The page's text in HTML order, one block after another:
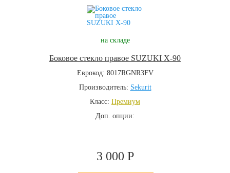
на складе
Боковое стекло правое SUZUKI X-90
Еврокод: 8017RGNR3FV
Производитель: Sekurit
Класс: Премиум
Доп. опции:
3 000 Р